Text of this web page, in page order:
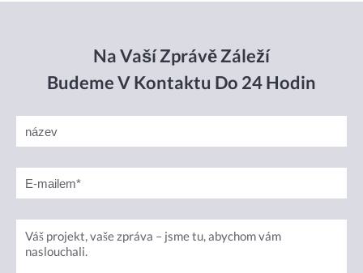
Na Vaší Zprávě Záleží
Budeme V Kontaktu Do 24 Hodin